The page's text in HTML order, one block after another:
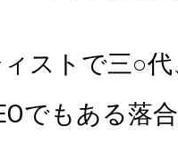
ストで三○
でもある落